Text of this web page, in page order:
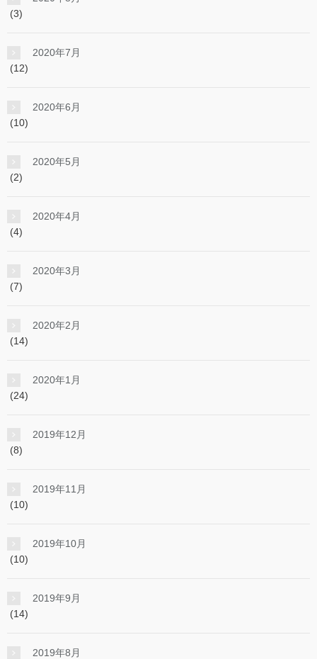
(3)
2020年7月
(12)
2020年6月
(10)
2020年5月
(2)
2020年4月
(4)
2020年3月
(7)
2020年2月
(14)
2020年1月
(24)
2019年12月
(8)
2019年11月
(10)
2019年10月
(10)
2019年9月
(14)
2019年8月